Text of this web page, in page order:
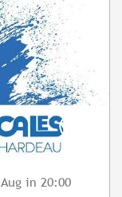
Aug in 20:00